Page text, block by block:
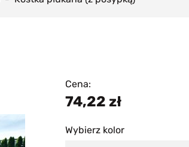
Cena:
74,22 zł
Wybierz kolor